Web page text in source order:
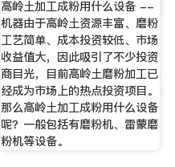
高岭土加工成粉用什么设备 --
机器由于高岭土资源丰富、磨粉
工艺简单、成本投资较低、市场
收益值大，因此吸引了不少投资
商目光，目前高岭土磨粉加工已
经成为市场上的热点投资项目。
那么高岭土加工成粉用什么设备
呢？一般包括有磨粉机、雷蒙磨
粉机等设备。